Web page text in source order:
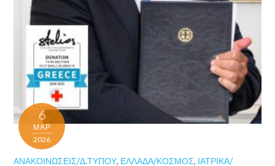
6
ΜΑΡ
2026
ΑΝΑΚΟΙΝΏΣΕΙΣ/Δ.ΤΎΠΟΥ, ΕΛΛΆΔΑ/ΚΌΣΜΟΣ, ΙΑΤΡΙΚΆ/